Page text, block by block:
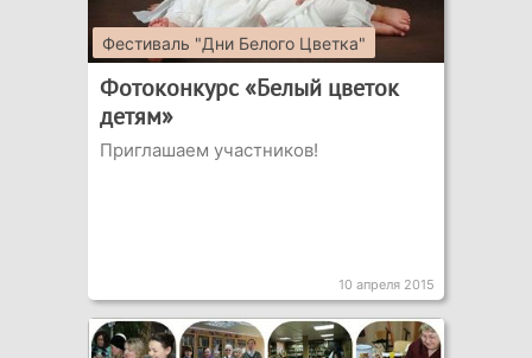
Фестиваль "Дни Белого Цветка"
Фотоконкурс «Белый цветок
детям»
Приглашаем участников!
10 апреля 2015